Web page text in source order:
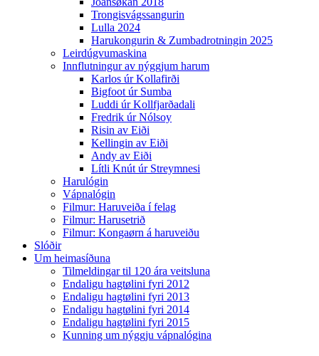
Trongisvágssangurin
Lulla 2024
Harukongurin & Zumbadrotningin 2025
Leirdúgvumaskina
Innflutningur av nýggjum harum
Karlos úr Kollafirði
Bigfoot úr Sumba
Luddi úr Kollfjarðadali
Fredrik úr Nólsoy
Risin av Eiði
Kellingin av Eiði
Andy av Eiði
Lítli Knút úr Streymnesi
Harulógin
Vápnalógin
Filmur: Haruveiða í felag
Filmur: Harusetrið
Filmur: Kongaørn á haruveiðu
Slóðir
Um heimasíðuna
Tilmeldingar til 120 ára veitsluna
Endaligu hagtølini fyri 2012
Endaligu hagtølini fyri 2013
Endaligu hagtølini fyri 2014
Endaligu hagtølini fyri 2015
Kunning um nýggju vápnalógina